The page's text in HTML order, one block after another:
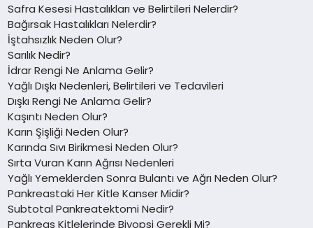
Safra Kesesi Hastalıkları ve Belirtileri Nelerdir?
Bağırsak Hastalıkları Nelerdir?
İştahsızlık Neden Olur?
Sarılık Nedir?
İdrar Rengi Ne Anlama Gelir?
Yağlı Dışkı Nedenleri, Belirtileri ve Tedavileri
Dışkı Rengi Ne Anlama Gelir?
Kaşıntı Neden Olur?
Karın Şişliği Neden Olur?
Karında Sıvı Birikmesi Neden Olur?
Sırta Vuran Karın Ağrısı Nedenleri
Yağlı Yemeklerden Sonra Bulantı ve Ağrı Neden Olur?
Pankreastaki Her Kitle Kanser Midir?
Subtotal Pankreatektomi Nedir?
Pankreas Kitlelerinde Biyopsi Gerekli Mi?